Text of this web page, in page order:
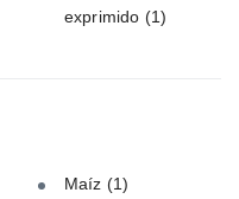
exprimido (1)
Maíz (1)